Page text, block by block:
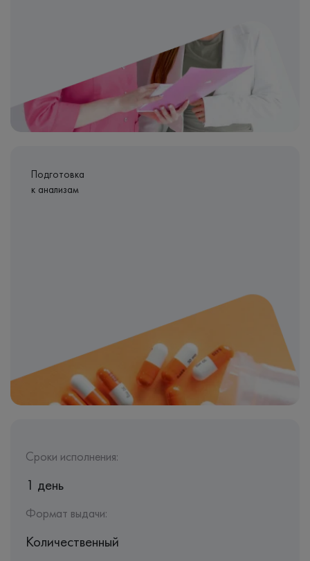
Подготовка
к анализам
Сроки исполнения:
1 день
Формат выдачи:
Количественный